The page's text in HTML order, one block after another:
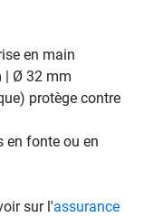
en main
| Ø 32 mm
protège contre
en fonte ou en
sur l'assurance